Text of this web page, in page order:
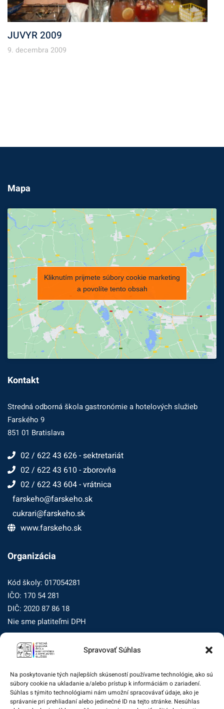
Spravovať Súhlas
Na poskytovanie tých najlepších skúseností používame technológie, ako sú
súbory cookie na ukladanie a/alebo prístup k informáciám o zariadení.
Súhlas s týmito technológiami nám umožní spracovávať údaje, ako je
správanie pri prehliadaní alebo jedinečné ID na tejto stránke. Nesúhlas
JUVYR 2009
9. decembra 2009
Mapa
Kliknutím prijmete súbory cookie marketing
a povolíte tento obsah
Kontakt
Stredná odborná škola gastronómie a hotelových služieb
Farského 9
851 01 Bratislava
02 / 622 43 626 - sektretariát
02 / 622 43 610 - zborovňa
02 / 622 43 604 - vrátnica
farskeho@farskeho.sk
cukrari@farskeho.sk
www.farskeho.sk
Organizácia
Kód školy: 017054281
IČO: 170 54 281
DIČ: 2020 87 86 18
Nie sme platiteľmi DPH
Zásady ochrany osobných údajov
Dohľad nad ochranou osobných údajov
Žiadosť dotknutej osoby na uplatnenie jej práv